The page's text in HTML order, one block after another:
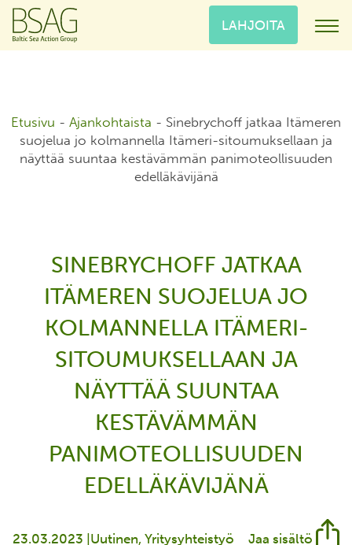
LAHJOITA
Etusivu - Ajankohtaista - Sinebrychoff jatkaa Itämeren
suojelua jo kolmannella Itämeri-sitoumuksellaan ja
näyttää suuntaa kestävämmän panimoteollisuuden
edelläkävijänä
SINEBRYCHOFF JATKAA
ITÄMEREN SUOJELUA JO
KOLMANNELLA ITÄMERI-
SITOUMUKSELLAAN JA
NÄYTTÄÄ SUUNTAA
KESTÄVÄMMÄN
PANIMOTEOLLISUUDEN
EDELLÄKÄVIJÄNÄ
23.03.2023 | Uutinen Yritysyhteistyö Jaa sisältö